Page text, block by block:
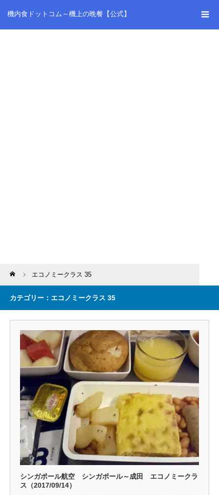
機内食ドットコム～機上の晩餐【公式】
Home エコノミークラス 35
カテゴリー：エコノミークラス 35
シンガポール航空 シンガポール～成田 エコノミークラ
ス（2017/09/14）